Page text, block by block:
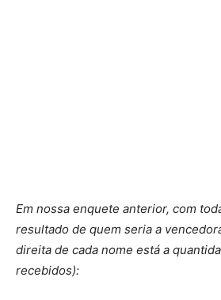
Em nossa enquete anterior, com
resultado de quem seria a
direita de cada nome está a
recebidos):